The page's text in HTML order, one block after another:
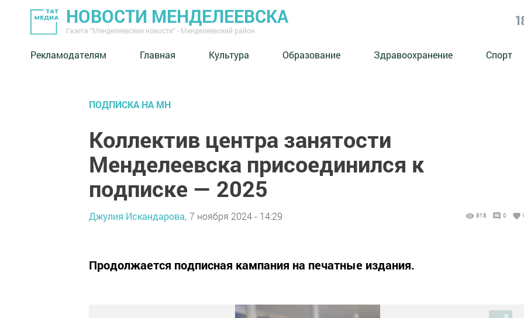
НОВОСТИ МЕНДЕЛЕЕВСКА
Газета "Менделеевские новости" - Менделеевский район
Рекламодателям Главная Культура Образование Здравоохранение Спорт
ПОДПИСКА НА МН
Коллектив центра занятости
Менделеевска присоединился к
подписке — 2025
Джулия Искандарова, 7 ноября 2024 - 14:29 818 0
Продолжается подписная кампания на печатные издания.